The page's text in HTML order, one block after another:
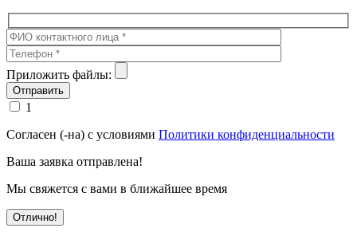
Приложить файлы:
1
Согласен (-на) с условиями Политики конфиденциальности
Ваша заявка отправлена!
Мы свяжется с вами в ближайшее время
Отлично!